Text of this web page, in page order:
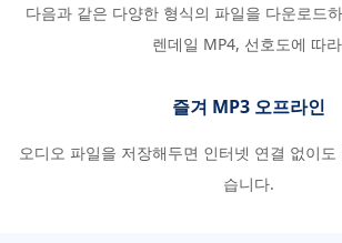
다음과 같은 다양한 형식의 파일을 다운로드
렌데일 MP4, 선호도에 따
즐겨 MP3 오프라인
오디오 파일을 저장해두면 인터넷 연결 없이
습니다.